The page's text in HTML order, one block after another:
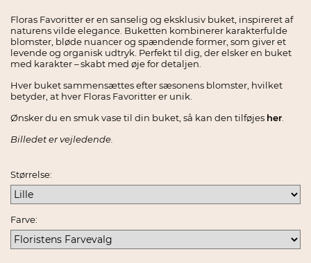
Floras Favoritter er en sanselig og eksklusiv buket, inspireret af
naturens vilde elegance. Buketten kombinerer karakterfulde
blomster, bløde nuancer og spændende former, som giver et
levende og organisk udtryk. Perfekt til dig, der elsker en buket
med karakter – skabt med øje for detaljen.
Hver buket sammensættes efter sæsonens blomster, hvilket
betyder, at hver Floras Favoritter er unik.
Ønsker du en smuk vase til din buket, så kan den tilføjes her
Billedet er vejledende.
Størrelse:
Farve: